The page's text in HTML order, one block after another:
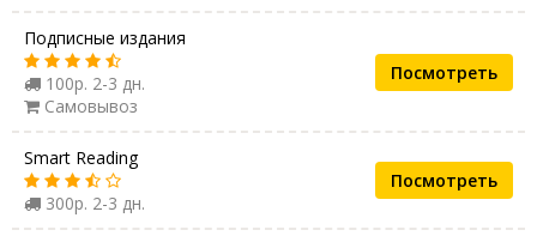
Подписные издания
100р. 2-3 дн.
Самовывоз
Посмотреть
Smart Reading
300р. 2-3 дн.
Посмотреть